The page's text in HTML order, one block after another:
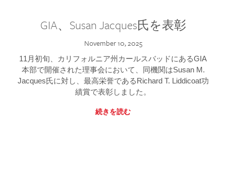
GIA、Susan Jacques氏を表彰
November 10, 2025
11月初旬、カリフォルニア州カールスバッドにあるGIA
本部で開催された理事会において、同機関はSusan M.
Jacques氏に対し、最高栄誉であるRichard T. Liddicoat功
績賞で表彰しました。
続きを読む